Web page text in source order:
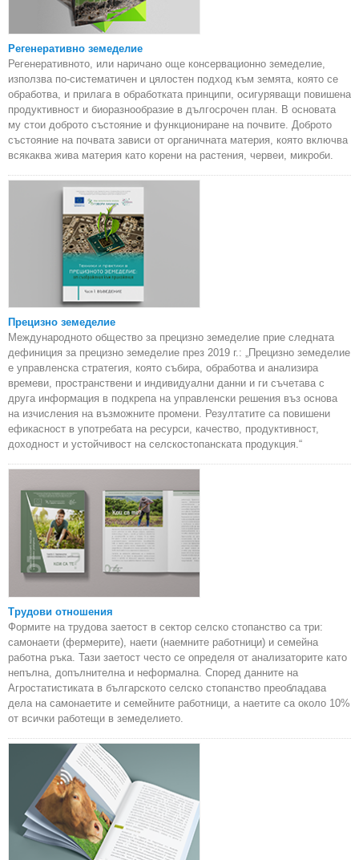
Регенеративно земеделие
Регенеративното, или наричано още консервационно земеделие,
използва по-систематичен и цялостен подход към земята, която се
обработва, и прилага в обработката принципи, осигуряващи повишена
продуктивност и биоразнообразие в дългосрочен план. В основата
му стои доброто състояние и функциониране на почвите. Доброто
състояние на почвата зависи от органичната материя, която включва
всякаква жива материя като корени на растения, червеи, микроби.
Прецизно земеделие
Международното общество за прецизно земеделие прие следната
дефиниция за прецизно земеделие през 2019 г.: „Прецизно земеделие
е управленска стратегия, която събира, обработва и анализира
времеви, пространствени и индивидуални данни и ги съчетава с
друга информация в подкрепа на управленски решения въз основа
на изчисления на възможните промени. Резултатите са повишени
ефикасност в употребата на ресурси, качество, продуктивност,
доходност и устойчивост на селскостопанската продукция.“
Трудови отношения
Формите на трудова заетост в сектор селско стопанство са три:
самонаети (фермерите), наети (наемните работници) и семейна
работна ръка. Тази заетост често се определя от анализаторите като
непълна, допълнителна и неформална. Според данните на
Агростатистиката в българското селско стопанство преобладава
дела на самонаетите и семейните работници, а наетите са около 10%
от всички работещи в земеделието.